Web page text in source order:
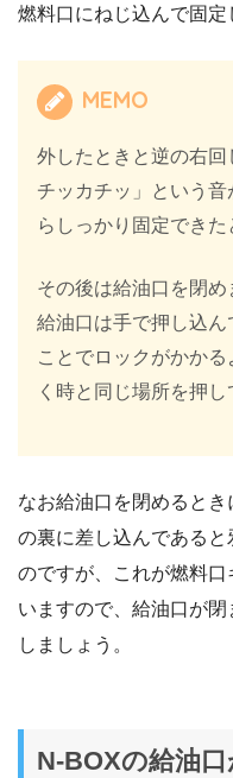
燃料口にねじ込んで固定
MEMO
外したときと逆の右
チッカチッ」という
らしっかり固定できた
その後は給油口を閉
給油口は手で押し込
ことでロックがかか
く時と同じ場所を押し
なお給油口を閉めると
の裏に差し込んである
のですが、これが燃料
いますので、給油口が
しましょう。
N-BOXの給油